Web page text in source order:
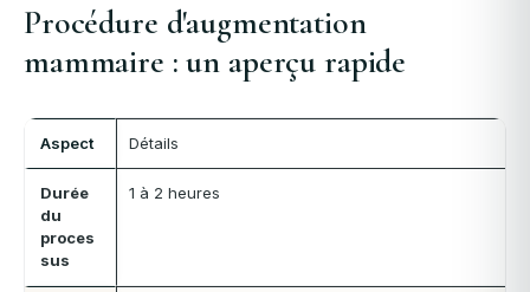
Procédure d'augmentation
mammaire : un aperçu rapide
Aspect Détails
Durée
du
proces
sus
1 à 2 heures